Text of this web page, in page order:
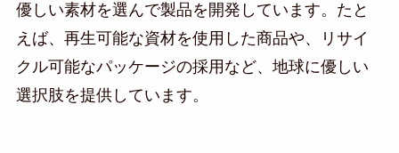
優しい素材を選んで製品を開発しています。たと
えば、再生可能な資材を使用した商品や、リサイ
クル可能なパッケージの採用など、地球に優しい
選択肢を提供しています。